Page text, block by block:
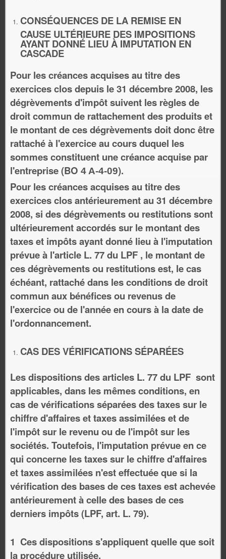
CONSÉQUENCES DE LA REMISE EN
CAUSE ULTÉRIEURE DES IMPOSITIONS
AYANT DONNÉ LIEU À IMPUTATION EN
CASCADE
Pour les créances acquises au titre des
exercices clos depuis le 31 décembre 2008, les
dégrèvements d'impôt suivent les règles de
droit commun de rattachement des produits et
le montant de ces dégrèvements doit donc être
rattaché à l'exercice au cours duquel les
sommes constituent une créance acquise par
l'entreprise (BO 4 A-4-09).
Pour les créances acquises au titre des
exercices clos antérieurement au 31 décembre
2008, si des dégrèvements ou restitutions sont
ultérieurement accordés sur le montant des
taxes et impôts ayant donné lieu à l'imputation
prévue à l'article L. 77 du LPF , le montant de
ces dégrèvements ou restitutions est, le cas
échéant, rattaché dans les conditions de droit
commun aux bénéfices ou revenus de
l'exercice ou de l'année en cours à la date de
l'ordonnancement.
CAS DES VÉRIFICATIONS SÉPARÉES
Les dispositions des articles L. 77 du LPF sont
applicables, dans les mêmes conditions, en
cas de vérifications séparées des taxes sur le
chiffre d'affaires et taxes assimilées et de
l'impôt sur le revenu ou de l'impôt sur les
sociétés. Toutefois, l'imputation prévue en ce
qui concerne les taxes sur le chiffre d'affaires
et taxes assimilées n'est effectuée que si la
vérification des bases de ces taxes est achevée
antérieurement à celle des bases de ces
derniers impôts (LPF, art. L. 79).
1 Ces dispositions s'appliquent quelle que soit
la procédure utilisée.